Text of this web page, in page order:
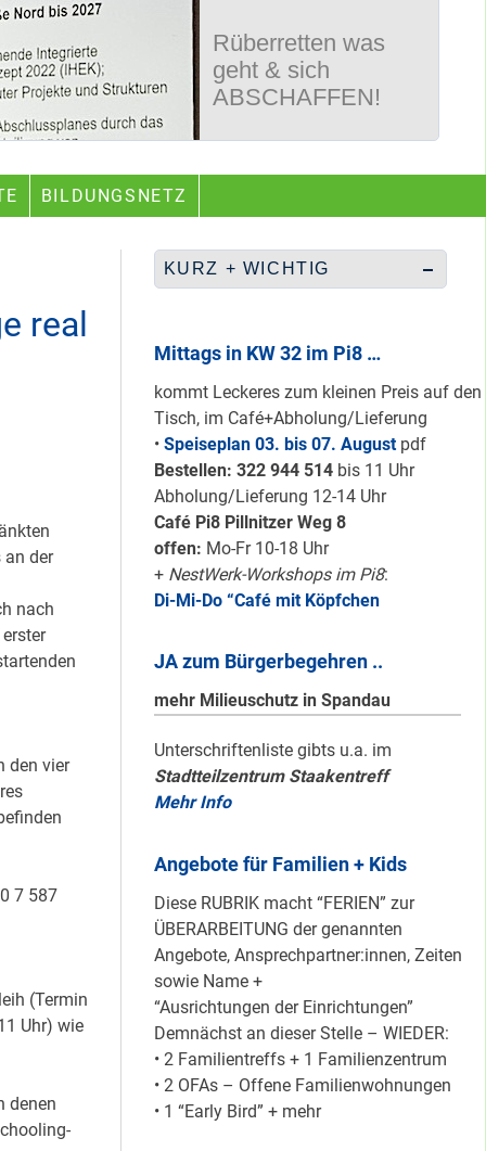
BILDUNGSNETZ
real
der
nach
den vier
7 587
(Termin
Uhr) wie
denen
KURZ + WICHTIG
Mittags in KW 32 im Pi8 …
kommt Leckeres zum kleinen Preis auf den
Tisch, im Café+Abholung/Lieferung
• Speiseplan 03. bis 07. August pdf
Bestellen: 322 944 514bis 11 Uhr
Abholung/Lieferung 12-14 Uhr
Café Pi8 Pillnitzer Weg 8
offen: Mo-Fr 10-18 Uhr
+ NestWerk-Workshops im Pi8:
Di-Mi-Do “Café mit Köpfchen
JA zum Bürgerbegehren ..
mehr Milieuschutz in Spandau
Unterschriftenliste gibts u.a. im
Stadtteilzentrum Staakentreff
Mehr Info
Angebote für Familien + Kids
Diese RUBRIK macht “FERIEN” zur
ÜBERARBEITUNG der genannten
Angebote, Ansprechpartner:innen, Zeiten
sowie Name +
“Ausrichtungen der Einrichtungen”
Demnächst an dieser Stelle – WIEDER:
• 2 Familientreffs + 1 Familienzentrum
• 2 OFAs – Offene Familienwohnungen
• 1 “Early Bird” + mehr
Rüberretten was
geht & sich
ABSCHAFFEN!
Karten für den
2023-25 …
für Heerstraße
Nord …
Staaken: Immer
schön sauber
halten!
Neuer Look für’s
Mit dem
“Redemobil” im
Kiez unterwegs …
Lokale Register-
Anlaufstelle in
Staaken
Silber für
Bildungsnetz
Heerstraße